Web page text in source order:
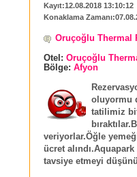
Kayıt:12.08.2018 13:10:12
Konaklama
Oruçoğlu Thermal
Otel: Oruçoğlu
Bölge: Afyon
oluyormu
tatilimiz
veriyorlar.Öğle
ücret
tavsiye etmeyi